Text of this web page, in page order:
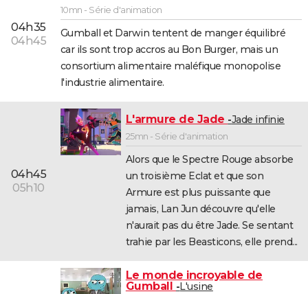
04h35
04h45
10mn - Série d'animation
Gumball et Darwin tentent de manger équilibré
car ils sont trop accros au Bon Burger, mais un
consortium alimentaire maléfique monopolise
l'industrie alimentaire.
04h45
05h10
L'armure de Jade Jade infinie
25mn - Série d'animation
Alors que le Spectre Rouge absorbe
un troisième Eclat et que son
Armure est plus puissante que
jamais, Lan Jun découvre qu'elle
n'aurait pas du être Jade. Se sentant
trahie par les Beasticons, elle prend...
Le monde incroyable de
Gumball
L'usine